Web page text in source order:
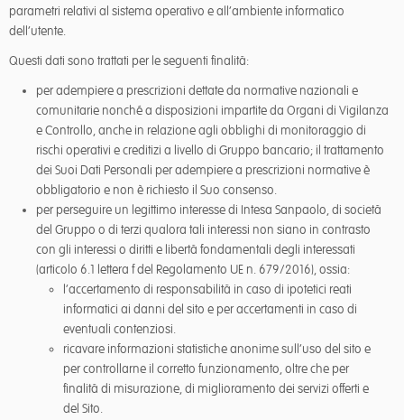
parametri relativi al sistema operativo e all’ambiente informatico
dell’utente.
Questi dati sono trattati per le seguenti finalità:
per adempiere a prescrizioni dettate da normative nazionali e
comunitarie nonché a disposizioni impartite da Organi di Vigilanza
e Controllo, anche in relazione agli obblighi di monitoraggio di
rischi operativi e creditizi a livello di Gruppo bancario; il trattamento
dei Suoi Dati Personali per adempiere a prescrizioni normative è
obbligatorio e non è richiesto il Suo consenso.
per perseguire un legittimo interesse di Intesa Sanpaolo, di società
del Gruppo o di terzi qualora tali interessi non siano in contrasto
con gli interessi o diritti e libertà fondamentali degli interessati
(articolo 6.1 lettera f del Regolamento UE n. 679/2016), ossia:
l’accertamento di responsabilità in caso di ipotetici reati
informatici ai danni del sito e per accertamenti in caso di
eventuali contenziosi.
ricavare informazioni statistiche anonime sull’uso del sito e
per controllarne il corretto funzionamento, oltre che per
finalità di misurazione, di miglioramento dei servizi offerti e
del Sito.